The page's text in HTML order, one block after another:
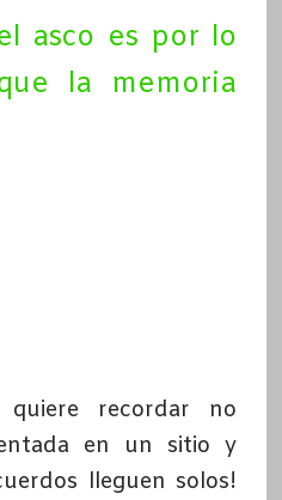
asco es por lo
la memoria
quiere recordar no
en un sitio y
lleguen solos!